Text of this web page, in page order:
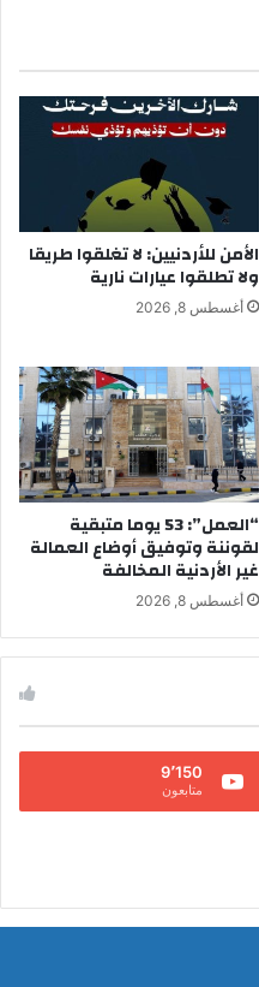
الأمن للأردنيين: لا تغلقوا طريقا
ولا تطلقوا عيارات نارية
أغسطس 8, 2026
“العمل”: 53 يوما متبقية
لقوننة وتوفيق أوضاع العمالة
غير الأردنية المخالفة
أغسطس 8, 2026
9٬150
متابعون